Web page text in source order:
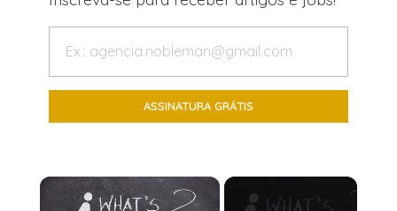
×